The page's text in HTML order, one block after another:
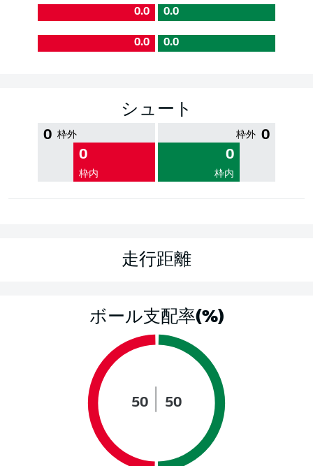
0.0 0.0
0.0 0.0
シュート
0 枠外
0
枠内
0
枠外
0
枠内
走行距離
ボール支配率(%)
50 50